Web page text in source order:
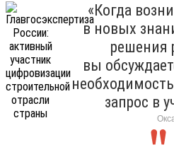
«Когда
в новых
решения
вы
запрос в